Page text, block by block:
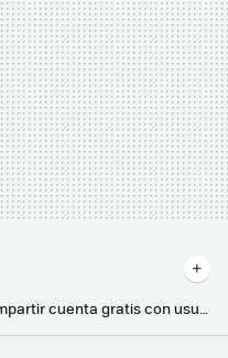
Organizar toda tu biblioteca de Kodi es fácil. Así puedes añadir carátulas, información y más detalles a tus películas